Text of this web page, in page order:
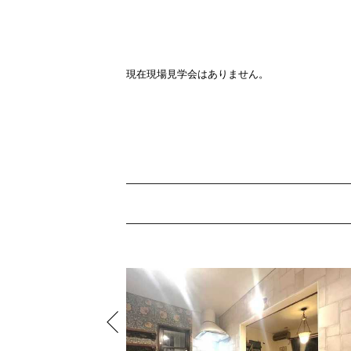
現在現場見学会はありません。